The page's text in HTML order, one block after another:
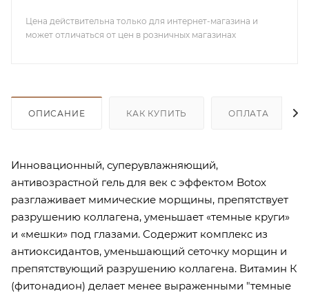
Цена действительна только для интернет-магазина и
может отличаться от цен в розничных магазинах
ОПИСАНИЕ КАК КУПИТЬ ОПЛАТА
Инновационный, суперувлажняющий,
антивозрастной гель для век с эффектом Botox
разглаживает мимические морщины, препятствует
разрушению коллагена, уменьшает «темные круги»
и «мешки» под глазами. Содержит комплекс из
антиоксидантов, уменьшающий сеточку морщин и
препятствующий разрушению коллагена. Витамин К
(фитонадион) делает менее выраженными "темные